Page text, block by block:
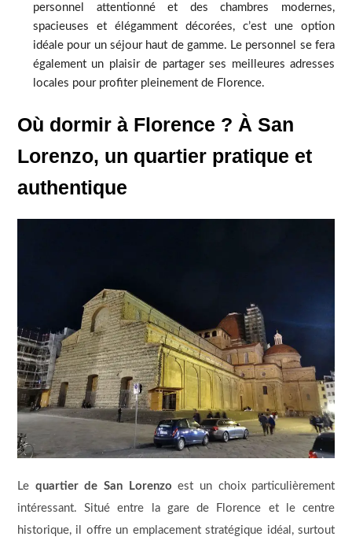
personnel attentionné et des chambres modernes,
spacieuses et élégamment décorées, c’est une option
idéale pour un séjour haut de gamme. Le personnel se fera
également un plaisir de partager ses meilleures adresses
locales pour profiter pleinement de Florence.
Où dormir à Florence ? À San
Lorenzo, un quartier pratique et
authentique
Le quartier de San Lorenzo est un choix particulièrement
intéressant. Situé entre la gare de Florence et le centre
historique, il offre un emplacement stratégique idéal, surtout